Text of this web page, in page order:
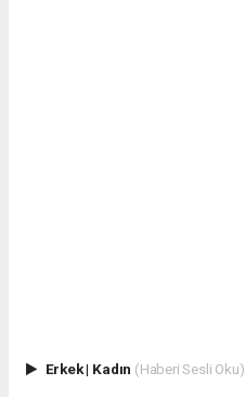
Erkek| Kadın (Haberi Sesli Oku)